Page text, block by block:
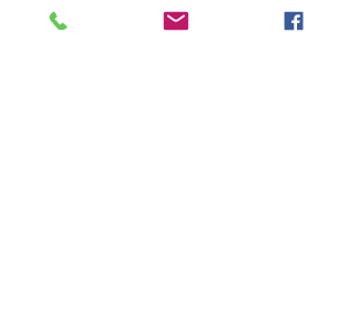
Precio